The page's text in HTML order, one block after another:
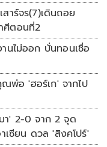
าร์จร(7)เดินถอย
ศีตอนที่2
นไม่ออก บั่นทอนเชื่อ
พ่อ 'ฮอร์เก' จากไป
า' 2-0 จาก 2 จุด
เซียน ดวล 'สิงคโปร์'